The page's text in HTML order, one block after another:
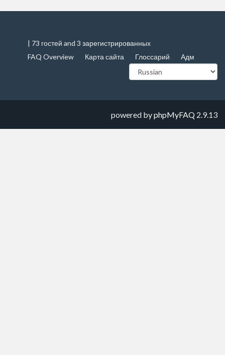
| 73 гостей and 3 зарегистрированных
FAQ Overview
Карта сайта Глоссарий Адм
powered byphpMyFAQ 2.9.13